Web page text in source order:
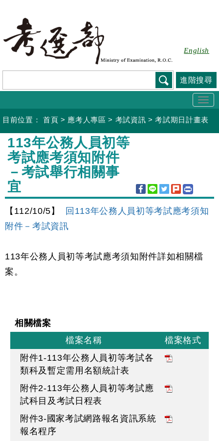
要
容
English
進階搜尋
目前位置： 首頁 > 應考人專區 > 考試資訊 >考試期日計畫表
:::
113年公務人員初等
考試應考須知附件
－考試舉行相關事
宜
【112/10/5】
回113年公務人員初等考試應考須知
附件－考試資訊
113年公務人員初等考試應考須知附件詳如相關檔
案。
相關檔案
檔案名稱
檔案格式
附件1-113年公務人員初等考試各
類科及暫定需用名額統計表
附件2-113年公務人員初等考試應
試科目及考試日程表
附件3-國家考試網路報名資訊系統
報名程序